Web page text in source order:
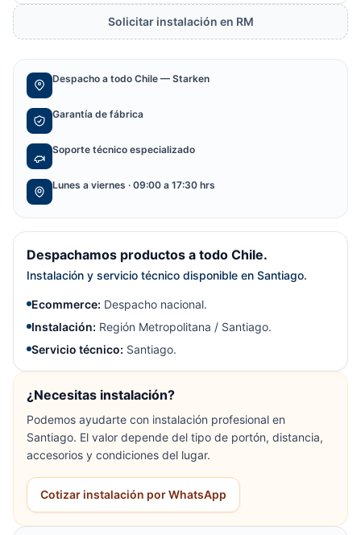
Solicitar instalación en RM
Despacho a todo Chile — Starken
Garantía de fábrica
Soporte técnico especializado
Lunes a viernes · 09:00 a 17:30 hrs
Despachamos productos a todo Chile.
Instalación y servicio técnico disponible en Santiago.
Ecommerce: Despacho nacional.
Instalación: Región Metropolitana / Santiago.
Servicio técnico: Santiago.
¿Necesitas instalación?
Podemos ayudarte con instalación profesional en
Santiago. El valor depende del tipo de portón, distancia,
accesorios y condiciones del lugar.
Cotizar instalación por WhatsApp